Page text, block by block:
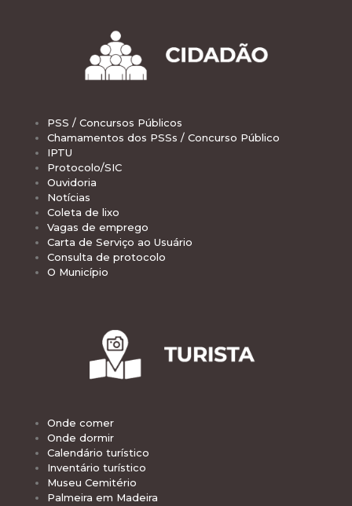
PSS / Concursos Públicos
Chamamentos dos PSSs / Concurso Público
IPTU
Protocolo/SIC
Ouvidoria
Notícias
Coleta de lixo
Vagas de emprego
Carta de Serviço ao Usuário
Consulta de protocolo
O Município
Onde comer
Onde dormir
Calendário turístico
Inventário turístico
Museu Cemitério
Palmeira em Madeira